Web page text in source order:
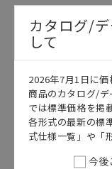
ン事例は参考
置の機能や安
のもそのまま
ている可能性
記載されてい
ものであり、
があります。
カタログ/
して
2026年7月1日に
商品のカタログ/
では標準価格を掲
各形式の最新の標
式仕様一覧」や「
今後